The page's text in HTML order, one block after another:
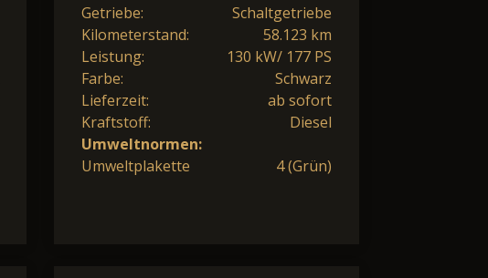
Getriebe:
Schaltgetriebe
Kilometerstand:
58.123 km
Leistung:
130 kW/ 177 PS
Farbe:
Schwarz
Lieferzeit:
ab sofort
Kraftstoff:
Diesel
Umweltnormen:
Umweltplakette
4 (Grün)